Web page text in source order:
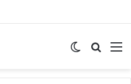
Switch skin